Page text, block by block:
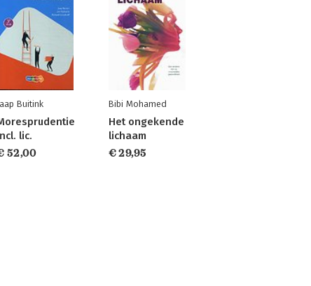
Buitink
lic.
52,00
Bibi Mohamed
Het ongekende
lichaam
€ 29,95